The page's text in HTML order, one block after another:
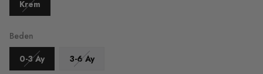
Krem
Beden
0-3 Ay
3-6 Ay